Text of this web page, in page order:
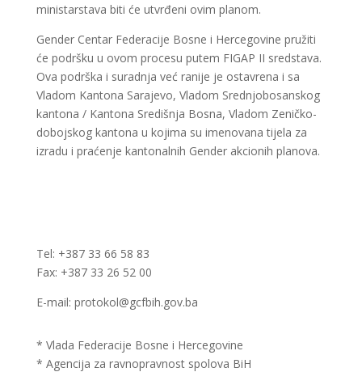
ministarstava biti će utvrđeni ovim planom.
Gender Centar Federacije Bosne i Hercegovine pružiti
će podršku u ovom procesu putem FIGAP II sredstava.
Ova podrška i suradnja već ranije je ostavrena i sa
Vladom Kantona Sarajevo, Vladom Srednjobosanskog
kantona / Kantona Središnja Bosna, Vladom Zeničko-
dobojskog kantona u kojima su imenovana tijela za
izradu i praćenje kantonalnih Gender akcionih planova.
Tel: +387 33 66 58 83
Fax: +387 33 26 52 00
E-mail: protokol@gcfbih.gov.ba
* Vlada Federacije Bosne i Hercegovine
* Agencija za ravnopravnost spolova BiH